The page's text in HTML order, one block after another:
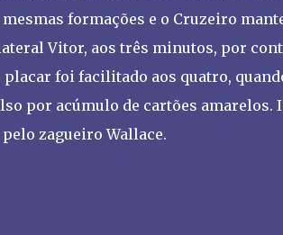
formações e o Cruzeiro
Vitor, aos três minutos, por
placar foi facilitado aos quatro,
por acúmulo de cartões amarelos.
zagueiro Wallace.